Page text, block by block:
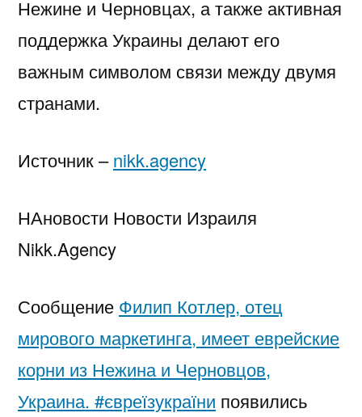
Нежине и Черновцах, а также активная
поддержка Украины делают его
важным символом связи между двумя
странами.
Источник –nikk.agency
НАновости Новости Израиля
Nikk.Agency
Сообщение Филип Котлер, отец
мирового маркетинга, имеет еврейские
корни из Нежина и Черновцов,
Украина. #євреїзукраїни появились